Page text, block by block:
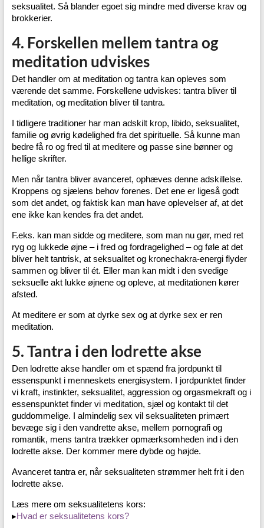
seksualitet. Så blander egoet sig mindre med diverse krav og
brokkerier.
4. Forskellen mellem tantra og
meditation udviskes
Det handler om at meditation og tantra kan opleves som
værende det samme. Forskellene udviskes: tantra bliver til
meditation, og meditation bliver til tantra.
I tidligere traditioner har man adskilt krop, libido, seksualitet,
familie og øvrig kødelighed fra det spirituelle. Så kunne man
bedre få ro og fred til at meditere og passe sine bønner og
hellige skrifter.
Men når tantra bliver avanceret, ophæves denne adskillelse.
Kroppens og sjælens behov forenes. Det ene er ligeså godt
som det andet, og faktisk kan man have oplevelser af, at det
ene ikke kan kendes fra det andet.
F.eks. kan man sidde og meditere, som man nu gør, med ret
ryg og lukkede øjne – i fred og fordragelighed – og føle at det
bliver helt tantrisk, at seksualitet og kronechakra-energi flyder
sammen og bliver til ét. Eller man kan midt i den svedige
seksuelle akt lukke øjnene og opleve, at meditationen kører
afsted.
At meditere er som at dyrke sex og at dyrke sex er ren
meditation.
5. Tantra i den lodrette akse
Den lodrette akse handler om et spænd fra jordpunkt til
essenspunkt i menneskets energisystem. I jordpunktet finder
vi kraft, instinkter, seksualitet, aggression og orgasmekraft og i
essenspunktet finder vi meditation, sjæl og kontakt til det
guddommelige. I almindelig sex vil seksualiteten primært
bevæge sig i den vandrette akse, mellem pornografi og
romantik, mens tantra trækker opmærksomheden ind i den
lodrette akse. Der kommer mere dybde og højde.
Avanceret tantra er, når seksualiteten strømmer helt frit i den
lodrette akse.
Læs mere om seksualitetens kors:
▸Hvad er seksualitetens kors?